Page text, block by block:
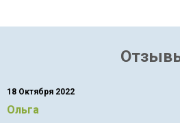
18 Октября 2022
Ольга